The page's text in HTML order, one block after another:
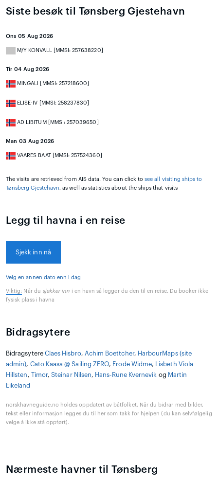
Siste besøk til Tønsberg Gjestehavn
Ons 05 Aug 2026
M/Y KONVALL [MMSI: 257638220]
Tir 04 Aug 2026
MINGALI [MMSI: 257218600]
ELISE-IV [MMSI: 258237830]
AD LIBITUM [MMSI: 257039650]
Man 03 Aug 2026
VAARES BAAT [MMSI: 257524360]
The visits are retrieved from AIS data. You can click tosee all visiting ships to
Tønsberg Gjestehavn, as well as statistics about the ships that visits
Legg til havna i en reise
Sjekk inn nå
Velg en annen dato enn i dag
Viktig: Når du sjekker inn i en havn så legger du den til en reise. Du booker ikke
fysisk plass i havna
Bidragsytere
Bidragsytere Claes Hisbro, Achim Boettcher, HarbourMaps (site
admin), Cato Kaasa @ Sailing ZERO, Frode Widme,
Lisbeth Viola
Hillsten , Timor,Steinar Nilsen, Hans-Rune Kvernevik og Martin
Eikeland
norskhavneguide.no holdes oppdatert av båtfolket. Når du bidrar med bilder,
tekst eller informasjon legges du til her som takk for hjelpen (du kan selvfølgelig
velge å ikke stå oppført).
Nærmeste havner til Tønsberg